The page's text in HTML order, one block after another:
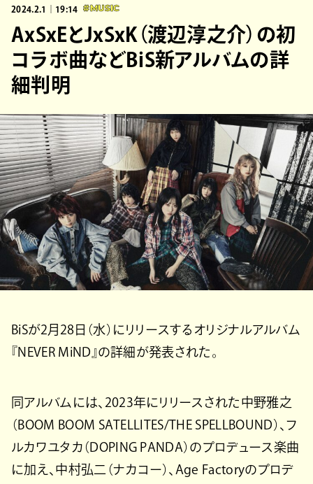
2024.2.1｜19:14 #MUSIC
AxSxEとJxSxK（渡辺淳之介）の初
コラボ曲などBiS新アルバムの詳
細判明
BiSが2月28日（水）にリリースするオリジナルアルバム
『NEVER MiND』の詳細が発表された。
同アルバムには、2023年にリリースされた中野雅之
（BOOM BOOM SATELLITES/THE SPELLBOUND）、フ
ルカワユタカ（DOPING PANDA）のプロデュース楽曲
に加え、中村弘二（ナカコー）、Age Factoryのプロデ